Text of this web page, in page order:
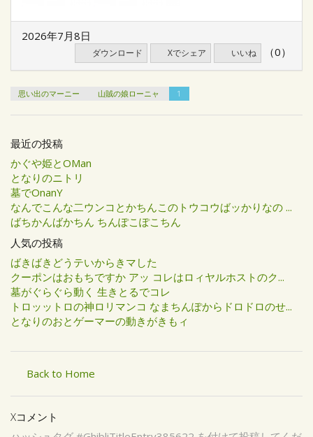
2026年7月8日
ダウンロード Xでシェア いいね （0）
思い出のマーニー 山賊の娘ローニャ 1
最近の投稿
かぐや姫とOMan
となりのニトリ
墓でOnanY
なんでこんな二ウンコとかちんこのトウコウばッかりなの ...
ばちかんばかちん ちんぽこぽこちん
人気の投稿
ばきばきどうテいからきマした
クーポンはおもちですか アッ コレはロィヤルホストのク...
墓がぐらぐら動く 生きとるでコレ
トロッットロの神ロリマンコ なまちんぽからドロドロのせ...
となりのおとゲーマーの動きがきもィ
Back to Home
Xコメント